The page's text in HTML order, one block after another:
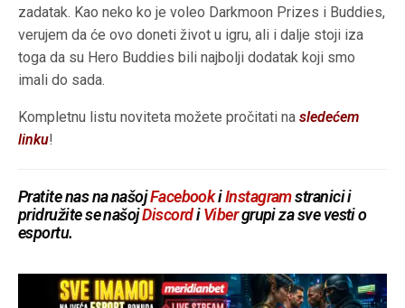
zadatak. Kao neko ko je voleo Darkmoon Prizes i Buddies,
verujem da će ovo doneti život u igru, ali i dalje stoji iza
toga da su Hero Buddies bili najbolji dodatak koji smo
imali do sada.
Kompletnu listu noviteta možete pročitati nasledećem
linku!
Pratite nas na našojFacebookiInstagramstranici i
pridružite se našojDiscordiVibergrupi za sve vesti o
esportu.